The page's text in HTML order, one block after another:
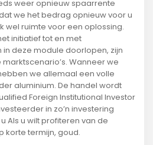
weer opnieuw spaarrente
we het bedrag opnieuw voor u
wel ruimte voor een oplossing.
initiatief tot en met
deze module doorlopen, zijn
Wanneer we
we allemaal een volle
aluminium. De handel wordt
Foreign Institutional Investor
in zo’n investering
Als u wilt profiteren van de
korte termijn, goud.